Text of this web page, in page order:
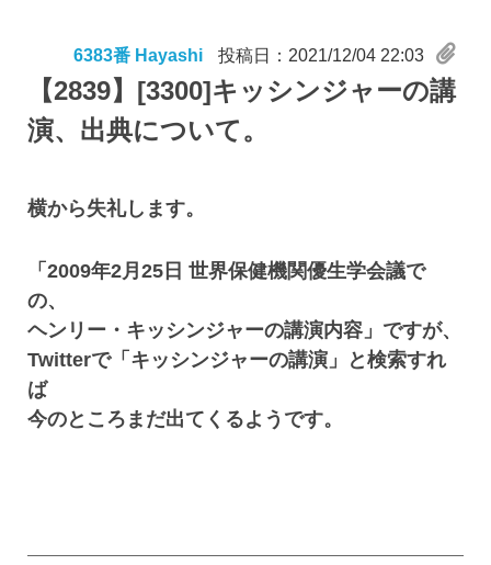
6383番 Hayashi 投稿日：2021/12/04 22:03
【2839】 [3300]キッシンジャーの講
演、出典について。
横から失礼します。
「2009年2月25日 世界保健機関優生学会議で
の、
ヘンリー・キッシンジャーの講演内容」ですが、
Twitterで「キッシンジャーの講演」と検索すれ
ば
今のところまだ出てくるようです。